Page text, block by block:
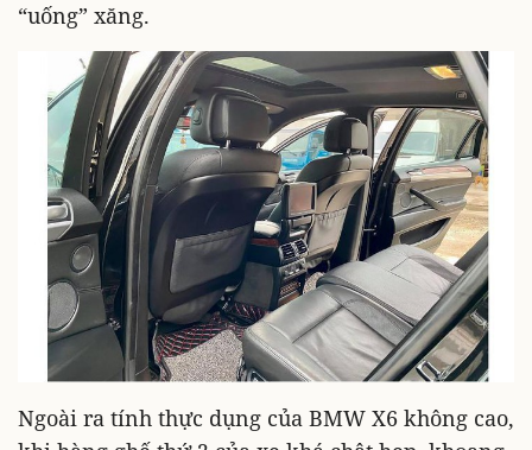
“uống” xăng.
Ngoài ra tính thực dụng của BMW X6 không cao,